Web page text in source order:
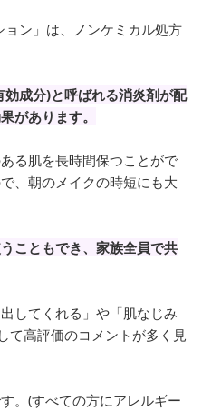
ン」は、ノンケミカル処方
成分)と呼ばれる消炎剤が配
があります。
る肌を長時間保つことがで
、朝のメイクの時短にも大
こともでき、家族全員で共
してくれる」や「肌なじみ
て高評価のコメントが多く見
。(すべての方にアレルギー